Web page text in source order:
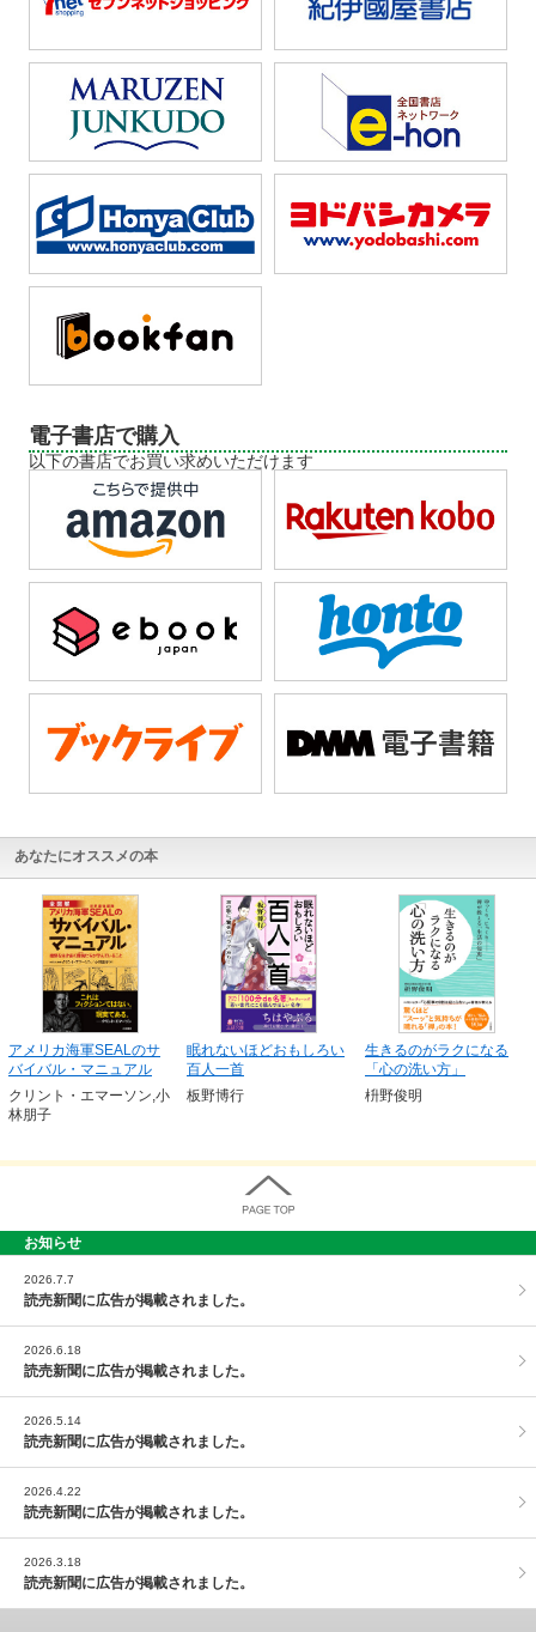
電子書店で購入
以下の書店でお買い求めいただけます
あなたにオススメの本
アメリカ海軍SEALのサ
バイバル・マニュアル
クリント・エマーソン,小
林朋子
眠れないほどおもしろい
百人一首
板野博行
生きるのがラクになる
「心の洗い方」
枡野俊明
お知らせ
2026.7.7
読売新聞に広告が掲載されました。
2026.6.18
読売新聞に広告が掲載されました。
2026.5.14
読売新聞に広告が掲載されました。
2026.4.22
読売新聞に広告が掲載されました。
2026.3.18
読売新聞に広告が掲載されました。
PAGE TOP